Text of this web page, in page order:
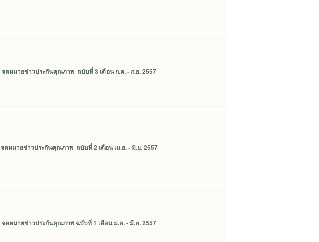
จดหมายข่าวประกันคุณภาพ ฉบับที่ 3 เดือน ก.ค. - ก.ย. 2557
จดหมายข่าวประกันคุณภาพ ฉบับที่ 2 เดือน เม.ย. - มิ.ย. 2557
จดหมายข่าวประกันคุณภาพ ฉบับที่ 1 เดือน ม.ค. - มี.ค. 2557